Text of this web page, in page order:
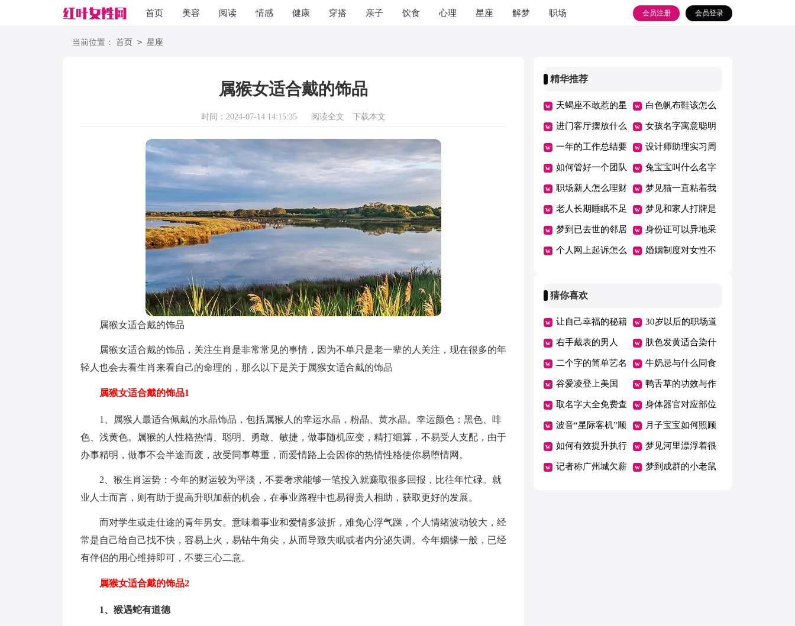
首页 美容 阅读 情感 健康 穿搭 亲子 饮食 心理 星座 解梦 职场
励志
会员登录
会员注册
当前位置： 首页 > 星座
属猴女适合戴的饰品
时间：2024-07-14 14:15:35 阅读全文 下载本文
属猴女适合戴的饰品
属猴女适合戴的饰品，关注生肖是非常常见的事情，因为不单只是老一辈的人关注，现在很多的年
轻人也会去看生肖来看自己的命理的，那么以下是关于属猴女适合戴的饰品
属猴女适合戴的饰品1
1、属猴人最适合佩戴的水晶饰品，包括属猴人的幸运水晶，粉晶、黄水晶。幸运颜色：黑色、啡
色、浅黄色。属猴的人性格热情、聪明、勇敢、敏捷，做事随机应变，精打细算，不易受人支配，由于
办事精明，做事不会半途而废，故受同事尊重，而爱情路上会因你的热情性格使你易堕情网。
2、猴生肖运势：今年的财运较为平淡，不要奢求能够一笔投入就赚取很多回报，比往年忙碌。就
业人士而言，则有助于提高升职加薪的机会，在事业路程中也易得贵人相助，获取更好的发展。
而对学生或走仕途的青年男女。意味着事业和爱情多波折，难免心浮气躁，个人情绪波动较大，经
常是自己给自己找不快，容易上火，易钻牛角尖，从而导致失眠或者内分泌失调。今年姻缘一般，已经
有伴侣的用心维持即可，不要三心二意。
属猴女适合戴的饰品2
1、猴遇蛇有道德
精华推荐
天蝎座不敢惹的星
座
白色帆布鞋该怎么
搭配
进门客厅摆放什么
东西好
女孩名字寓意聪明
漂亮
一年的工作总结要
怎么写（精选15
篇）
设计师助理实习周
记
如何管好一个团队 兔宝宝叫什么名字
有寓意
职场新人怎么理财 梦见猫一直粘着我
什么意思
老人长期睡眠不足
有哪些危害
梦见和家人打牌是
什么意思
梦到已去世的邻居
代表着什么
身份证可以异地采
集指纹吗
个人网上起诉怎么 婚姻制度对女性不
猜你喜欢
让自己幸福的秘籍 30岁以后的职场道
理怎么走
右手戴表的男人 肤色发黄适合染什
么颜色的头发
二个字的简单艺名 牛奶忌与什么同食
谷爱凌登上美国
《时代》百大人物
名单
鸭舌草的功效与作
用
取名字大全免费查
询一下
身体器官对应部位
一览表
波音“星际客机”顺
利完成不载人试飞
任务
月子宝宝如何照顾
如何有效提升执行
力
梦见河里漂浮着很
多死尸
记者称广州城欠薪 梦到成群的小老鼠